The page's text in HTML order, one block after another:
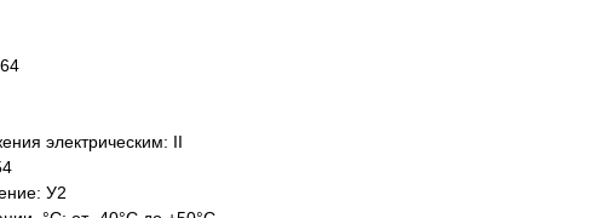
электрическим: II
У2